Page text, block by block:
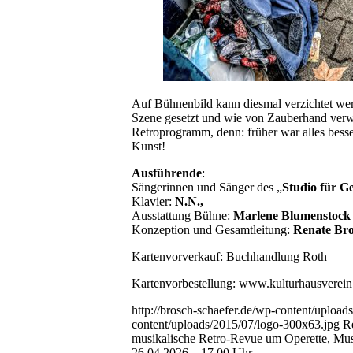
Auf Bühnenbild kann diesmal verzichtet
Szene gesetzt und wie von Zauberhand
Retroprogramm, denn: früher war alles
Kunst!
Ausführende:
Sängerinnen und Sänger des „Studio für
Klavier: N.N.,
Ausstattung Bühne: Marlene Blumenstock
Konzeption und Gesamtleitung: Renate
Kartenvorverkauf: Buchhandlung Roth
Kartenvorbestellung:
http://brosch-schaefer.de/wp-content/
content/uploads/2015/07/logo-300x63.jpg
musikalische Retro-Revue um Operette,